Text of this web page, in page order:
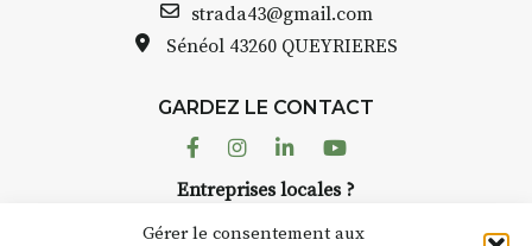
Gérer le consentement aux
Bernard TURLE Le Fumoir n’est
pas une galerie permanente.
AuzonToujours organise
dans le village. Des artistes et
caves, les granges d’Auzon. Le
Fumoir est l’un de ces espaces
strada43@gmail.com
Sénéol 43260 QUEYRIERES
GARDEZ LE CONTACT
FacebookInstagram
LinkedinYoutube
Entreprises locales ?